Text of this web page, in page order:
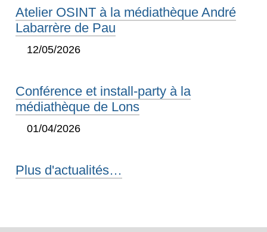
Atelier OSINT à la médiathèque André
Labarrère de Pau
12/05/2026
Conférence et install-party à la
médiathèque de Lons
01/04/2026
Plus d'actualités…